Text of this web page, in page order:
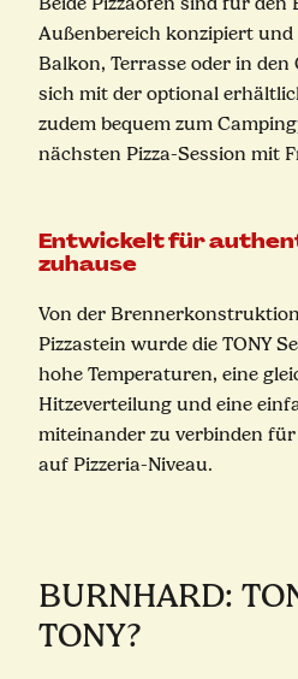
Außenbereich konzipiert
Balkon, Terrasse oder in den
sich mit der optional
zudem bequem zum
nächsten Pizza-Session mit
Entwickelt für
zuhause
Von der
Pizzastein wurde die TONY
hohe Temperaturen, eine
Hitzeverteilung und eine
miteinander zu verbinden
auf Pizzeria-Niveau.
BURNHARD:
TONY?